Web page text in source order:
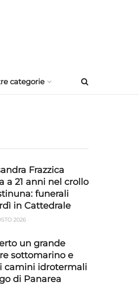
categorie
Frazzica
a 21 anni nel crollo
funerali
in Cattedrale
2026
un grande
sottomarino e
camini idrotermali
di Panarea